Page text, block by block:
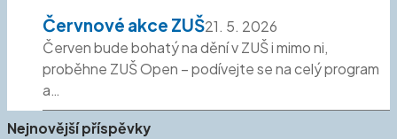
Červnové akce ZUŠ21. 5. 2026
Červen bude bohatý na dění v ZUŠ i mimo ni,
proběhne ZUŠ Open – podívejte se na celý program
a…
Nejnovější příspěvky